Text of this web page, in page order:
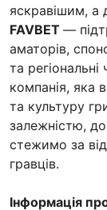
яскравішим, а
FAVBET —
аматорів,
та
компанія, яка
та культуру
залежністю,
стежимо за
гравців.
Інформація